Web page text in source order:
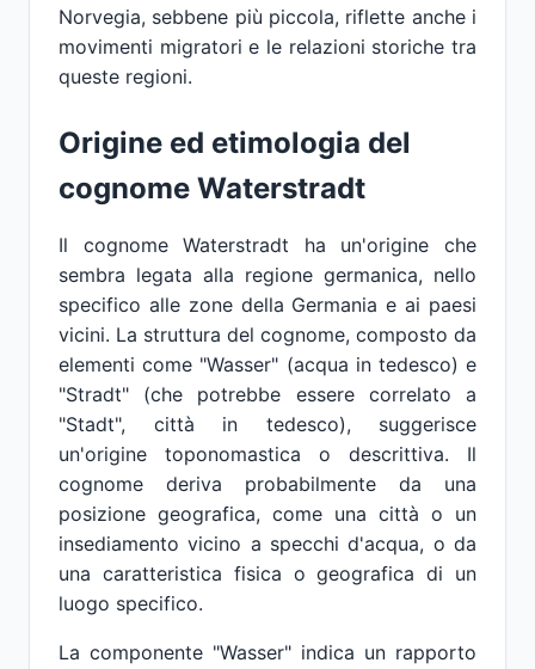
Norvegia, sebbene più piccola, riflette anche i
movimenti migratori e le relazioni storiche tra
queste regioni.
Origine ed etimologia del
cognome Waterstradt
Il cognome Waterstradt ha un'origine che
sembra legata alla regione germanica, nello
specifico alle zone della Germania e ai paesi
vicini. La struttura del cognome, composto da
elementi come "Wasser" (acqua in tedesco) e
"Stradt" (che potrebbe essere correlato a
"Stadt", città in tedesco), suggerisce
un'origine toponomastica o descrittiva. Il
cognome deriva probabilmente da una
posizione geografica, come una città o un
insediamento vicino a specchi d'acqua, o da
una caratteristica fisica o geografica di un
luogo specifico.
La componente "Wasser" indica un rapporto